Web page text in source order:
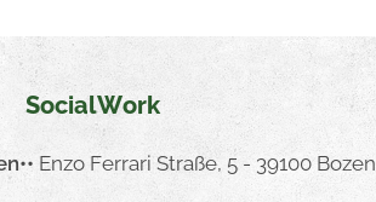
SocialWork
•• Enzo Ferrari Straße, 5 - 39100 Bozen